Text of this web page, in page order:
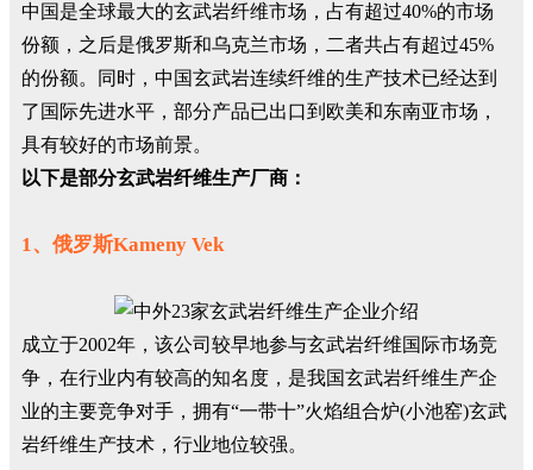
中国是全球最大的玄武岩纤维市场，占有超过40%的市场
份额，之后是俄罗斯和乌克兰市场，二者共占有超过45%
的份额。同时，中国玄武岩连续纤维的生产技术已经达到
了国际先进水平，部分产品已出口到欧美和东南亚市场，
具有较好的市场前景。
以下是部分玄武岩纤维生产厂商：
1、俄罗斯Kameny Vek
成立于2002年，该公司较早地参与玄武岩纤维国际市场竞
争，在行业内有较高的知名度，是我国玄武岩纤维生产企
业的主要竞争对手，拥有“一带十”火焰组合炉(小池窑)玄武
岩纤维生产技术，行业地位较强。